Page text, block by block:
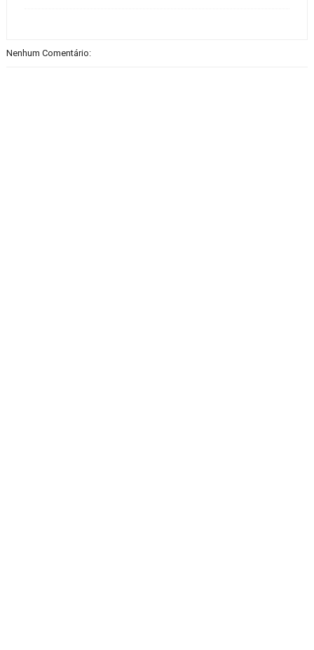
Nenhum Comentário: